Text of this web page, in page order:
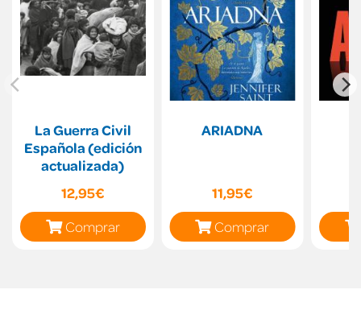
La Guerra Civil
Española (edición
actualizada)
12,95€
Comprar
ARIADNA
11,95€
Comprar